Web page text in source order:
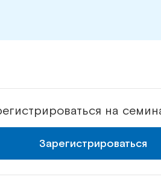
на
Зарегистрироваться